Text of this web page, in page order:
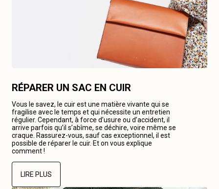
RÉPARER UN SAC EN CUIR
Vous le savez, le cuir est une matière vivante qui se
fragilise avec le temps et qui nécessite un entretien
régulier. Cependant, à force d’usure ou d’accident, il
arrive parfois qu’il s’abîme, se déchire, voire même se
craque. Rassurez-vous, sauf cas exceptionnel, il est
possible de réparer le cuir. Et on vous explique
comment !
LIRE PLUS